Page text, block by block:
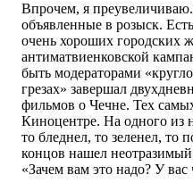
Впрочем, я
объявленные в розыск.
очень хороших городских
антиматвиенковской
быть модераторами
грезах» завершал
фильмов о Чечне. Тех
Киноцентре. На одного из
то бледнел, то зеленел, то
концов нашел
«Зачем вам это надо? У вас